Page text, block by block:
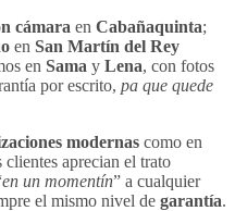
cámara en Cabañaquinta;
en San Martín del Rey
en Sama y Lena, con fotos
por escrito, pa que quede
modernas como en
clientes aprecian el trato
en un momentín” a cualquier
el mismo nivel de garantía.